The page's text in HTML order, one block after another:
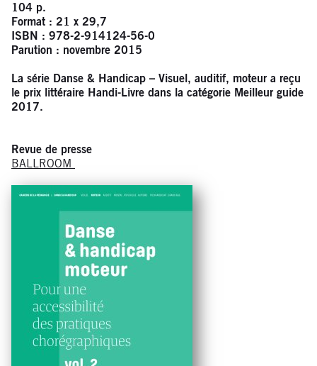
104 p.
Format : 21 x 29,7
ISBN : 978-2-914124-56-0
Parution : novembre 2015
La série Danse & Handicap – Visuel, auditif, moteur a reçu
le prix littéraire Handi-Livre dans la catégorie Meilleur guide
2017.
Revue de presse
BALLROOM